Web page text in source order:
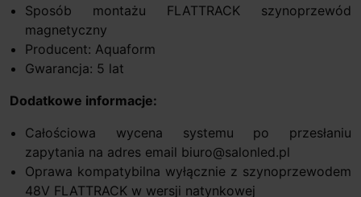
Sposób montażu FLATTRACK szynoprzewód
magnetyczny
Producent: Aquaform
Gwarancja: 5 lat
Dodatkowe informacje:
Całościowa wycena systemu po przesłaniu
zapytania na adres email biuro@salonled.pl
Oprawa kompatybilna wyłącznie z szynoprzewodem
48V FLATTRACK w wersji natynkowej